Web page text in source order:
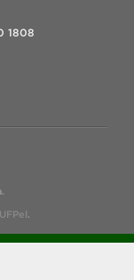
1808
.